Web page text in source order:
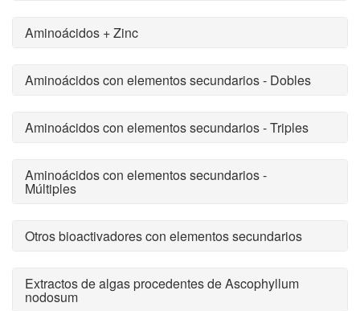
Aminoácidos + Zinc
Aminoácidos con elementos secundarios - Dobles
Aminoácidos con elementos secundarios - Triples
Aminoácidos con elementos secundarios -
Múltiples
Otros bioactivadores con elementos secundarios
Extractos de algas procedentes de Ascophyllum
nodosum